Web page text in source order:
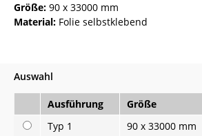
Größe: 90 x 33000 mm
Material: Folie selbstklebend
Auswahl
Ausführung Größe
Typ 1
90 x 33000 mm